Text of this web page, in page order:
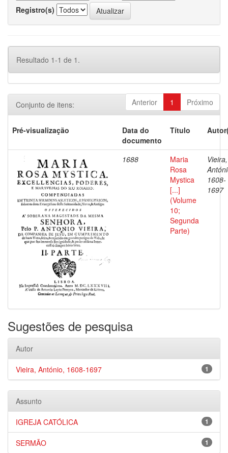
Registro(s)
Resultado 1-1 de 1.
Anterior 1 Próximo
Conjunto de itens:
Pré-visualização
Data do
documento
Título
1688
Maria
Rosa
Mystica
[...]
(Volume
10;
Segunda
Parte)
Vieira,
1608-
1697
Sugestões de pesquisa
Autor
1
Vieira, António, 1608-1697
Assunto
1
IGREJA CATÓLICA
1
SERMÃO